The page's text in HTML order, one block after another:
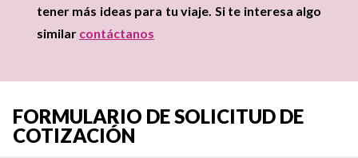
tener más ideas para tu viaje. Si te interesa algo
similar contáctanos
FORMULARIO DE SOLICITUD DE
COTIZACIÓN